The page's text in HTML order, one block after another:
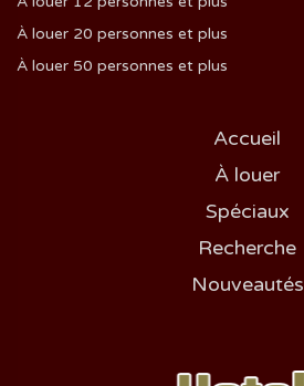
À louer 20 personnes et plus
À louer 50 personnes et plus
Accueil
À louer
Spéciaux
Recherche
Nouveautés